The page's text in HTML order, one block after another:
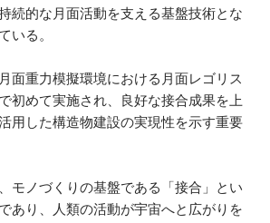
続的な月面活動を支える基盤技術とな
いる。
面重力模擬環境における月面レゴリス
初めて実施され、良好な接合成果を上
用した構造物建設の実現性を示す重要
モノづくりの基盤である「接合」とい
あり、人類の活動が宇宙へと広がりを